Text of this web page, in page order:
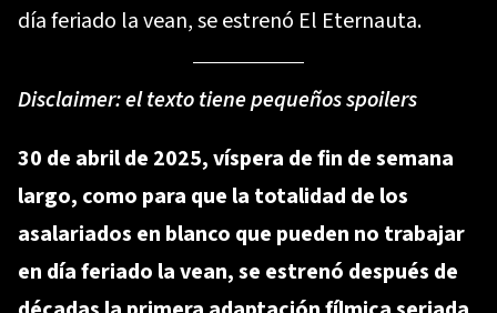
día feriado la vean, se estrenó El Eternauta.
Disclaimer: el texto tiene pequeños spoilers
30 de abril de 2025, víspera de fin de semana
largo, como para que la totalidad de los
asalariados en blanco que pueden no trabajar
en día feriado la vean, se estrenó después de